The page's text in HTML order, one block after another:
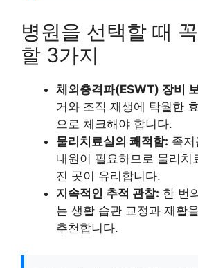
병원을 선택할 때
할 3가지
체외충격파(ESWT) 장비
거와 조직 재생에 탁월한
으로 체크해야 합니다.
물리치료실의 쾌적함: 족
내원이 필요하므로 물리치
진 곳이 유리합니다.
지속적인 추적 관찰: 한 번
는 생활 습관 교정과 재활
추천합니다.